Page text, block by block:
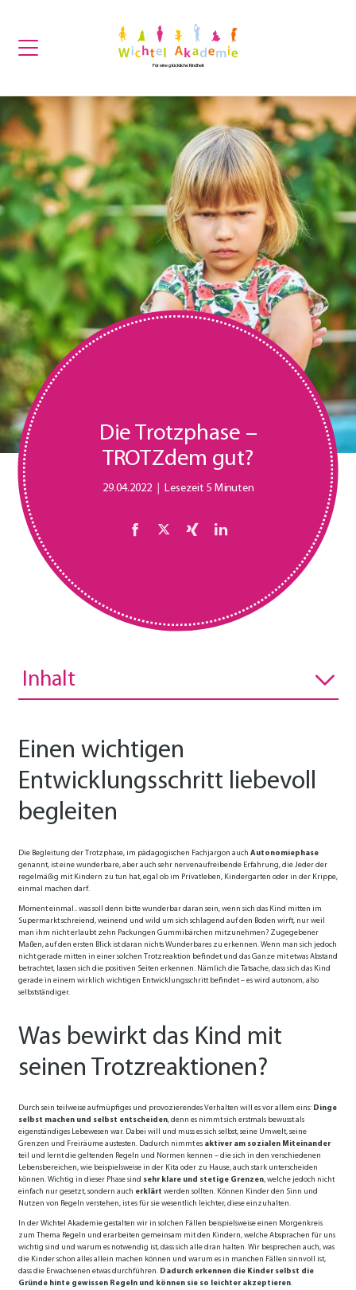
Für eine glückliche Kindheit
Die Trotzphase –
TROTZdem gut?
29.04.2022 Lesezeit 5 Minuten
Inhalt
Einen wichtigen
Entwicklungsschritt liebevoll
begleiten
Die Begleitung der Trotzphase, im pädagogischen Fachjargon auch Autonomiephase
genannt, ist eine wunderbare, aber auch sehr nervenaufreibende Erfahrung, die Jeder der
regelmäßig mit Kindern zu tun hat, egal ob im Privatleben, Kindergarten oder in der Krippe,
einmal machen darf.
Moment einmal.. was soll denn bitte wunderbar daran sein, wenn sich das Kind mitten im
Supermarkt schreiend, weinend und wild um sich schlagend auf den Boden wirft, nur weil
man ihm nicht erlaubt zehn Packungen Gummibärchen mitzunehmen? Zugegebener
Maßen, auf den ersten Blick ist daran nichts Wunderbares zu erkennen. Wenn man sich jedoch
nicht gerade mitten in einer solchen Trotzreaktion befindet und das Ganze mit etwas Abstand
betrachtet, lassen sich die positiven Seiten erkennen. Nämlich die Tatsache, dass sich das Kind
gerade in einem wirklich wichtigen Entwicklungsschritt befindet – es wird autonom, also
selbstständiger.
Was bewirkt das Kind mit
seinen Trotzreaktionen?
Durch sein teilweise aufmüpfiges und provozierendes Verhalten will es vor allem eins: Dinge
selbst machen und selbst entscheiden, denn es nimmt sich erstmals bewusst als
eigenständiges Lebewesen war. Dabei will und muss es sich selbst, seine Umwelt, seine
Grenzen und Freiräume austesten. Dadurch nimmt es aktiver am sozialen Miteinander
teil und lernt die geltenden Regeln und Normen kennen – die sich in den verschiedenen
Lebensbereichen, wie beispielsweise in der Kita oder zu Hause, auch stark unterscheiden
können. Wichtig in dieser Phase sind sehr klare und stetige Grenzen, welche jedoch nicht
einfach nur gesetzt, sondern auch erklärt werden sollten. Können Kinder den Sinn und
Nutzen von Regeln verstehen, ist es für sie wesentlich leichter, diese einzuhalten.
In der Wichtel Akademie gestalten wir in solchen Fällen beispielsweise einen Morgenkreis
zum Thema Regeln und erarbeiten gemeinsam mit den Kindern, welche Absprachen für uns
wichtig sind und warum es notwendig ist, dass sich alle dran halten. Wir besprechen auch, was
die Kinder schon alles allein machen können und warum es in manchen Fällen sinnvoll ist,
dass die Erwachsenen etwas durchführen. Dadurch erkennen die Kinder selbst die
Gründe hinte gewissen Regeln und können sie so leichter akzeptieren.